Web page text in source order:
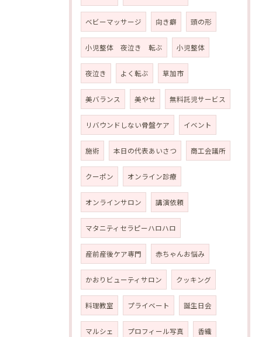
ベビーマッサージ 向き癖 頭の形
小児整体 夜泣き 転ぶ 小児整体
夜泣き よく転ぶ 草加市
美バランス 美やせ 無料託児サービス
リバウンドしない骨盤ケア イベント
施術 本日の代表あいさつ 商工会議所
クーポン オンライン診療
オンラインサロン 講演依頼
マタニティセラピーハロハロ
産前産後ケア専門 赤ちゃんお悩み
かおりビューティサロン クッキング
料理教室 プライベート 誕生日会
マルシェ プロフィール写真 香織